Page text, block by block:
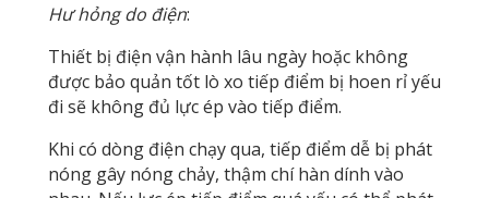
Hư hỏng do điện:
Thiết bị điện vận hành lâu ngày hoặc không
được bảo quản tốt lò xo tiếp điểm bị hoen rỉ yếu
đi sẽ không đủ lực ép vào tiếp điểm.
Khi có dòng điện chạy qua, tiếp điểm dễ bị phát
nóng gây nóng chảy, thậm chí hàn dính vào